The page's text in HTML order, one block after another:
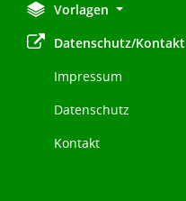
Vorlagen
Datenschutz/Kontakt
Impressum
Datenschutz
Kontakt